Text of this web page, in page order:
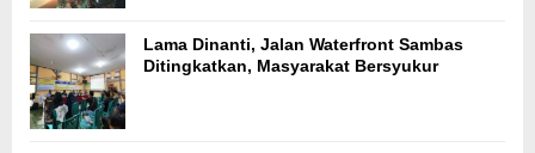
Lama Dinanti, Jalan Waterfront Sambas
Ditingkatkan, Masyarakat Bersyukur